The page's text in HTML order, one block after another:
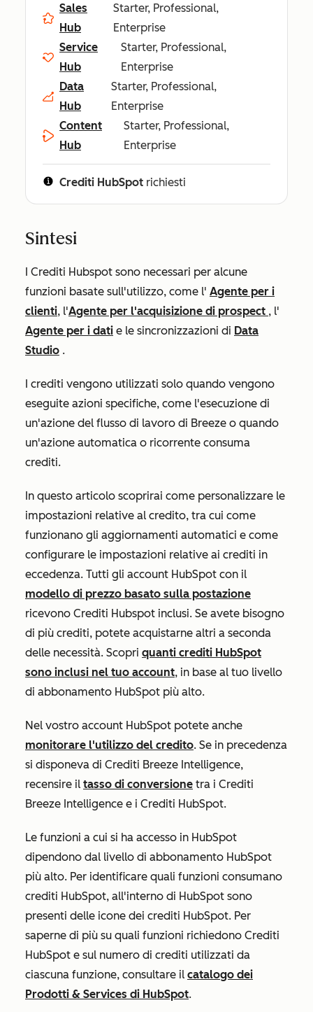
Sales
Hub
Starter, Professional,
Enterprise
Service
Hub
Starter, Professional,
Enterprise
Data
Hub
Starter, Professional,
Enterprise
Content
Hub
Starter, Professional,
Enterprise
Crediti HubSpot richiesti
Sintesi
I Crediti Hubspot sono necessari per alcune
funzioni basate sull'utilizzo, come l' Agente per i
clienti, l'Agente per l'acquisizione di prospect , l'
Agente per i dati e le sincronizzazioni di Data
Studio .
I crediti vengono utilizzati solo quando vengono
eseguite azioni specifiche, come l'esecuzione di
un'azione del flusso di lavoro di Breeze o quando
un'azione automatica o ricorrente consuma
crediti.
In questo articolo scoprirai come personalizzare le
impostazioni relative al credito, tra cui come
funzionano gli aggiornamenti automatici e come
configurare le impostazioni relative ai crediti in
eccedenza. Tutti gli account HubSpot con il
modello di prezzo basato sulla postazione
ricevono Crediti Hubspot inclusi. Se avete bisogno
di più crediti, potete acquistarne altri a seconda
delle necessità. Scopri quanti crediti HubSpot
sono inclusi nel tuo account, in base al tuo livello
di abbonamento HubSpot più alto.
Nel vostro account HubSpot potete anche
monitorare l'utilizzo del credito. Se in precedenza
si disponeva di Crediti Breeze Intelligence,
recensire il tasso di conversione tra i Crediti
Breeze Intelligence e i Crediti HubSpot.
Le funzioni a cui si ha accesso in HubSpot
dipendono dal livello di abbonamento HubSpot
più alto. Per identificare quali funzioni consumano
crediti HubSpot, all'interno di HubSpot sono
presenti delle icone dei crediti HubSpot. Per
saperne di più su quali funzioni richiedono Crediti
HubSpot e sul numero di crediti utilizzati da
ciascuna funzione, consultare il catalogo dei
Prodotti & Services di HubSpot.